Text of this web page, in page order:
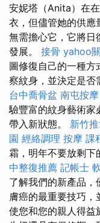
安妮塔（Anita）在
衣，但儘管她的供應
無需擔心它，它將日
發展。 接骨 yahoo
圖修復自己的一種方
察紋身，並決定是否
台中喬骨盆 南屯按摩
驗豐富的紋身藝術家
帶入新狀態。 新竹
園 經絡調理 按摩 課
霜，明年不要放剩下
中整復推薦 記帳士
了解我們的新產品
膚癌的最重要技巧
使您和您的親人得益